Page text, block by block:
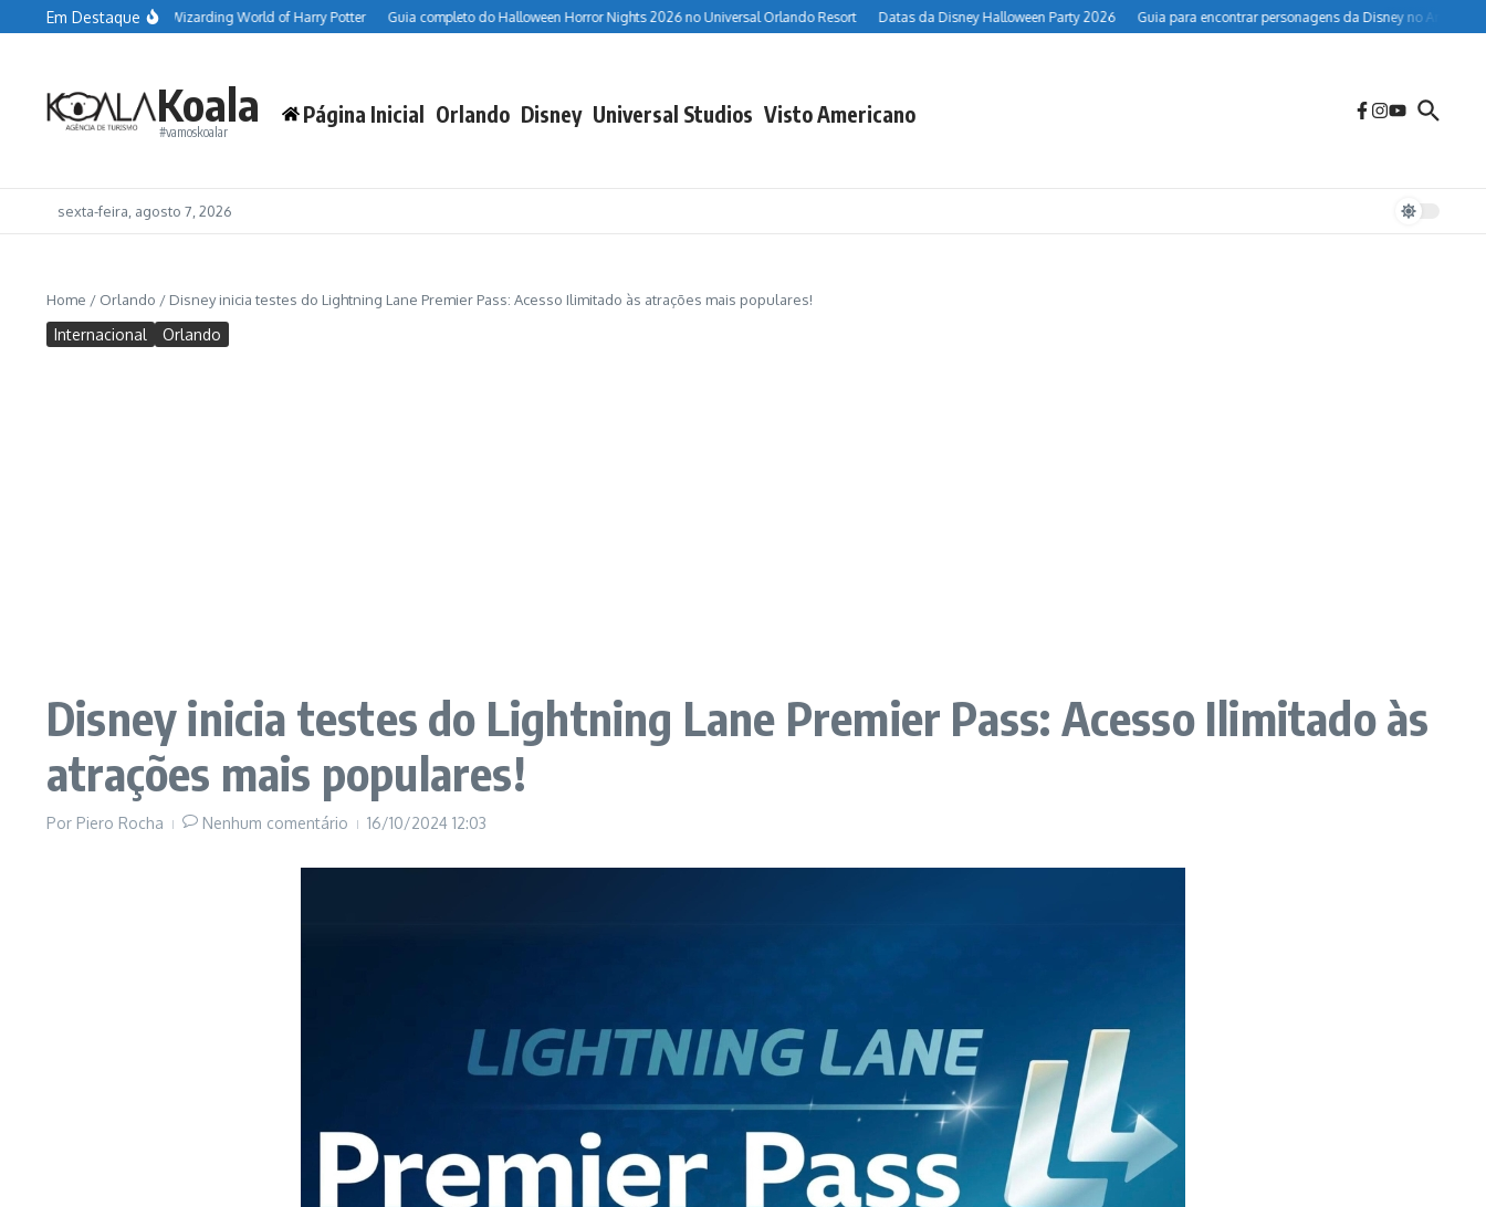
Ir para o conteúdo
Em Destaque
as comidas do The Wizarding World of Harry Potter Guia completo do Halloween Horror Nights 2026 no Universal Orlando Resort Datas da Disney Halloween Party 2026 Guia para encontrar personagens da Disney no Animal
Koala
#vamoskoalar
Página Inicial Orlando Disney Universal Studios Visto Americano
sexta-feira, agosto 7, 2026
Home / Orlando / Disney inicia testes do Lightning Lane Premier Pass: Acesso Ilimitado às atrações mais populares!
Internacional Orlando
Disney inicia testes do Lightning Lane Premier Pass: Acesso Ilimitado às
atrações mais populares!
Por Piero Rocha Nenhum comentário 16/10/2024 12:03